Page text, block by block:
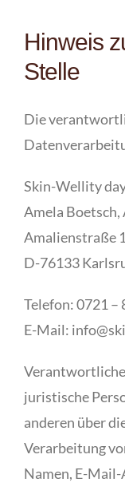
Hinweis
Stelle
Die
Skin-Wellity
Amela Boetsch,
Amalienstraße
D-76133
Telefon: 0721 –
E-Mail:
juristische
anderen über
Verarbeitung
Namen, E-Mail-